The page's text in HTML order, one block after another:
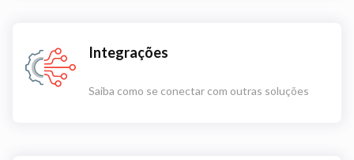
Integrações
Saiba como se conectar com outras soluções